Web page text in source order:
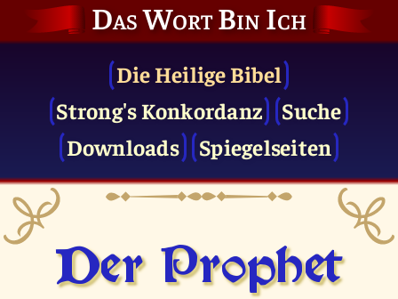
Das Wort Bin Ich
Die Heilige Bibel
Strong's Konkordanz
Suche
Downloads
Spiegelseiten
Der Prophet